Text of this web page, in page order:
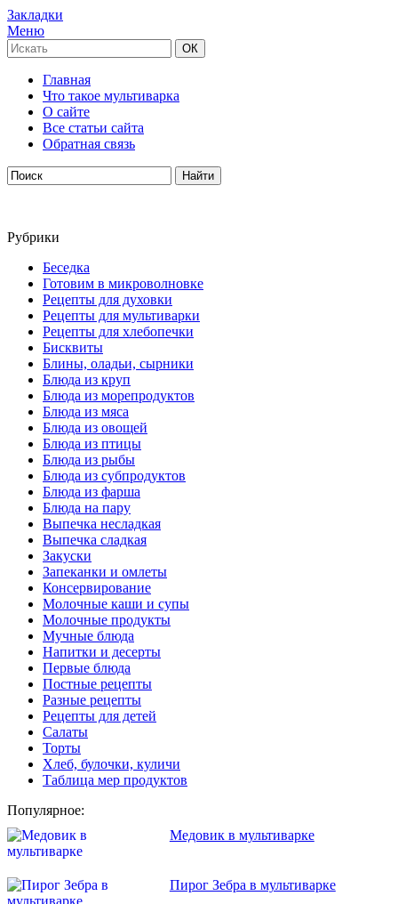
Закладки
Меню
Главная
Что такое мультиварка
О сайте
Все статьи сайта
Обратная связь
Рубрики
Беседка
Готовим в микроволновке
Рецепты для духовки
Рецепты для мультиварки
Рецепты для хлебопечки
Бисквиты
Блины, оладьи, сырники
Блюда из круп
Блюда из морепродуктов
Блюда из мяса
Блюда из овощей
Блюда из птицы
Блюда из рыбы
Блюда из субпродуктов
Блюда из фарша
Блюда на пару
Выпечка несладкая
Выпечка сладкая
Закуски
Запеканки и омлеты
Консервирование
Молочные каши и супы
Молочные продукты
Мучные блюда
Напитки и десерты
Первые блюда
Постные рецепты
Разные рецепты
Рецепты для детей
Салаты
Торты
Хлеб, булочки, куличи
Таблица мер продуктов
Популярное:
Медовик в мультиварке
Пирог Зебра в мультиварке